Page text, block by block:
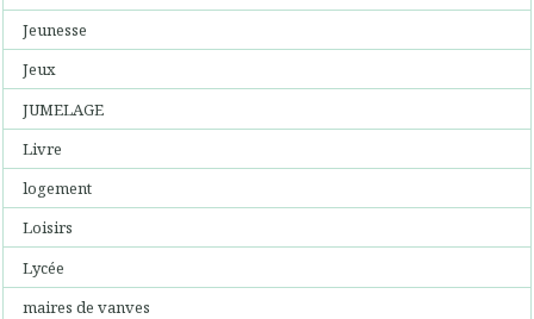
Jeunesse
Jeux
JUMELAGE
Livre
logement
Loisirs
Lycée
maires de vanves